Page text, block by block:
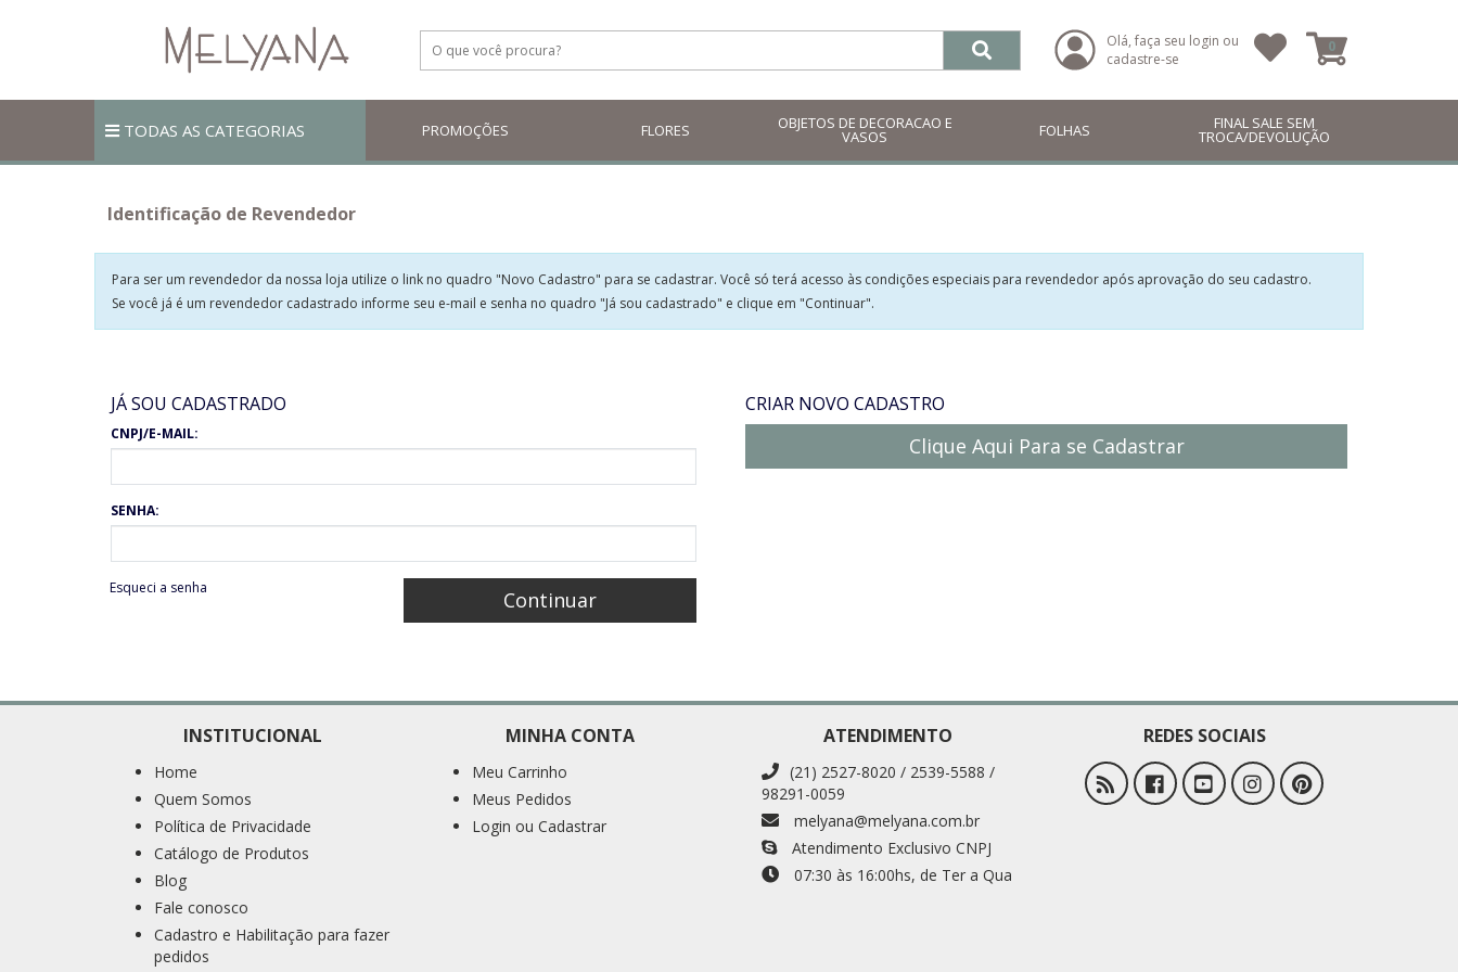
Olá, faça seu login ou
cadastre-se
0
TODAS AS CATEGORIAS PROMOÇÕES FLORES OBJETOS DE DECORACAO E
VASOS FOLHAS FINAL SALE SEM
TROCA/DEVOLUÇÃO
Identificação de Revendedor
Para ser um revendedor da nossa loja utilize o link no quadro "Novo Cadastro" para se cadastrar. Você só terá acesso às condições especiais para revendedor após aprovação do seu cadastro.
Se você já é um revendedor cadastrado informe seu e-mail e senha no quadro "Já sou cadastrado" e clique em "Continuar".
JÁ SOU CADASTRADO
CNPJ/E-MAIL:
SENHA:
Esqueci a senha
CRIAR NOVO CADASTRO
Clique Aqui Para se Cadastrar
INSTITUCIONAL
Home
Quem Somos
Política de Privacidade
Catálogo de Produtos
Blog
Fale conosco
Cadastro e Habilitação para fazer
pedidos
MINHA CONTA
Meu Carrinho
Meus Pedidos
Login ou Cadastrar
ATENDIMENTO
(21) 2527-8020 / 2539-5588 /
98291-0059
melyana@melyana.com.br
Atendimento Exclusivo CNPJ
07:30 às 16:00hs, de Ter a Qua
REDES SOCIAIS